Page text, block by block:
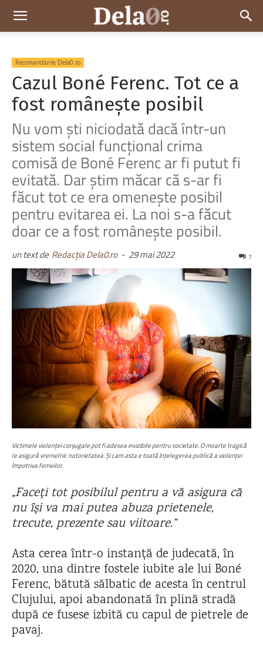
Dela0
Recomandările Dela0.ro
Cazul Boné Ferenc. Tot ce a
fost românește posibil
Nu vom ști niciodată dacă într-un
sistem social funcțional crima
comisă de Boné Ferenc ar fi putut fi
evitată. Dar știm măcar că s-ar fi
făcut tot ce era omenește posibil
pentru evitarea ei. La noi s-a făcut
doar ce a fost românește posibil.
un text de Redacția Dela0.ro - 29 mai 2022 7
Victimele violenței conjugale pot fi adesea invizibile pentru societate. O moarte tragică
le asigură vremelnic notorietatea. Și cam asta e toată înțelegerea publică a violenței
împotriva femeilor.
„Faceți tot posibilul pentru a vă asigura că
nu își va mai putea abuza prietenele,
trecute, prezente sau viitoare.“
Asta cerea într-o instanță de judecată, în
2020, una dintre fostele iubite ale lui Boné
Ferenc, bătută sălbatic de acesta în centrul
Clujului, apoi abandonată în plină stradă
după ce fusese izbită cu capul de pietrele de
pavaj.